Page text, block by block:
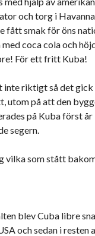
och torg i
fått smak för öns
coca cola och
För ett fritt Kuba!
inte riktigt så det
utom på att den
på Kuba först år
segern.
vilka som stått
blev Cuba libre
och sedan i resten